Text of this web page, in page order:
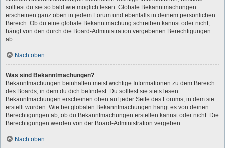
solltest du sie so bald wie möglich lesen. Globale Bekanntmachungen
erscheinen ganz oben in jedem Forum und ebenfalls in deinem persönlichen
Bereich. Ob du eine globale Bekanntmachung schreiben kannst oder nicht,
hängt von den durch die Board-Administration vergebenen Berechtigungen
ab.
Nach oben
Was sind Bekanntmachungen?
Bekanntmachungen beinhalten meist wichtige Informationen zu dem Bereich
des Boards, in dem du dich befindest. Du solltest sie stets lesen.
Bekanntmachungen erscheinen oben auf jeder Seite des Forums, in dem sie
erstellt wurden. Wie bei globalen Bekanntmachungen hängt es von deinen
Berechtigungen ab, ob du Bekanntmachungen erstellen kannst oder nicht. Die
Berechtigungen werden von der Board-Administration vergeben.
Nach oben